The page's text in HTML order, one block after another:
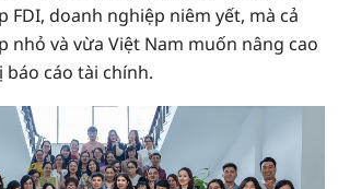
FDI, doanh nghiệp niêm yết, mà cả
nhỏ và vừa Việt Nam muốn nâng cao
cáo tài chính.